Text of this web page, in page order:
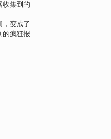
收集到的
，变成了
的疯狂报